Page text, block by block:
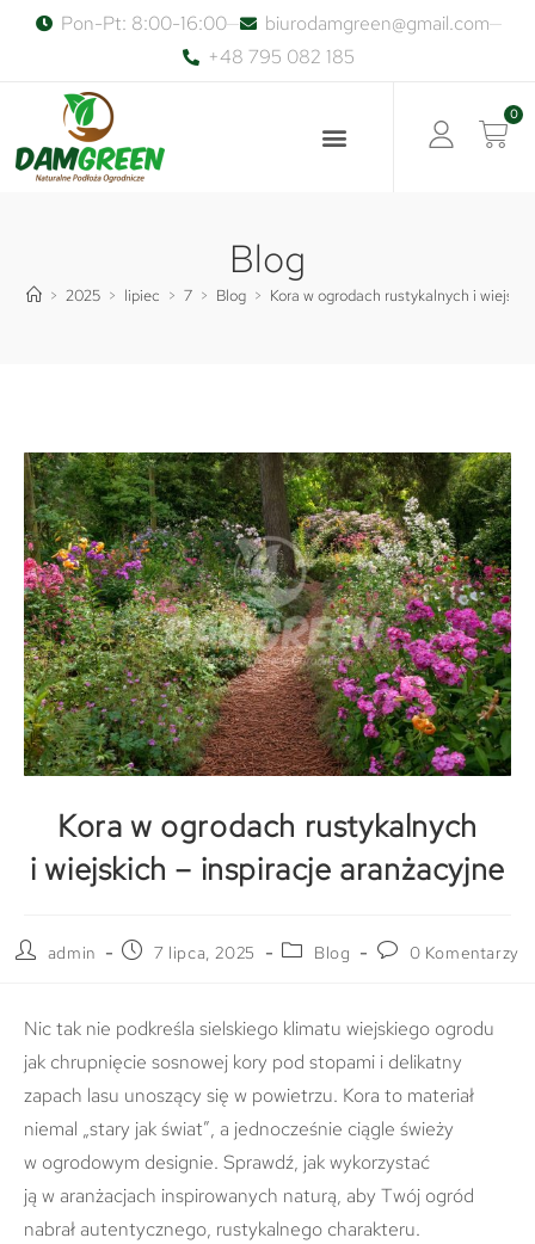
Pon-Pt: 8:00-16:00
biurodamgreen@gmail.com
+48 795 082 185
0
Blog
> 2025 > lipiec > 7 > Blog > Kora w ogrodach rustykalnych i
Kora w ogrodach rustykalnych
i wiejskich – inspiracje aranżacyjne
admin 7 lipca, 2025 Blog 0 Komentarzy
Nic tak nie podkreśla sielskiego klimatu wiejskiego ogrodu
jak chrupnięcie sosnowej kory pod stopami i delikatny
zapach lasu unoszący się w powietrzu. Kora to materiał
niemal „stary jak świat”, a jednocześnie ciągle świeży
w ogrodowym designie. Sprawdź, jak wykorzystać
ją w aranżacjach inspirowanych naturą, aby Twój ogród
nabrał autentycznego, rustykalnego charakteru.